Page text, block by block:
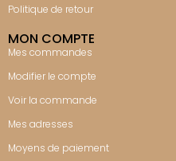
Politique de retour
MON COMPTE
Mes commandes
Modifier le compte
Voir la commande
Mes adresses
Moyens de paiement